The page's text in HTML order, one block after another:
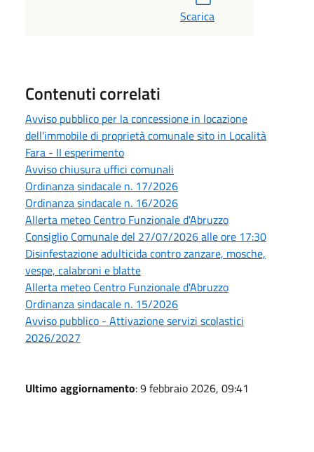
Scarica
Contenuti correlati
Avviso pubblico per la concessione in locazione
dell'immobile di proprietà comunale sito in Località
Fara - II esperimento
Avviso chiusura uffici comunali
Ordinanza sindacale n. 17/2026
Ordinanza sindacale n. 16/2026
Allerta meteo Centro Funzionale d'Abruzzo
Consiglio Comunale del 27/07/2026 alle ore 17:30
Disinfestazione adulticida contro zanzare, mosche,
vespe, calabroni e blatte
Allerta meteo Centro Funzionale d'Abruzzo
Ordinanza sindacale n. 15/2026
Avviso pubblico - Attivazione servizi scolastici
2026/2027
Ultimo aggiornamento: 9 febbraio 2026, 09:41